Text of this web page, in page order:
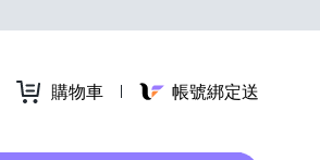
購物車 帳號綁定送